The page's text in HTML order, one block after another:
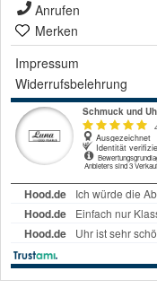
Anrufen
Merken
Impressum
Widerrufsbelehrung